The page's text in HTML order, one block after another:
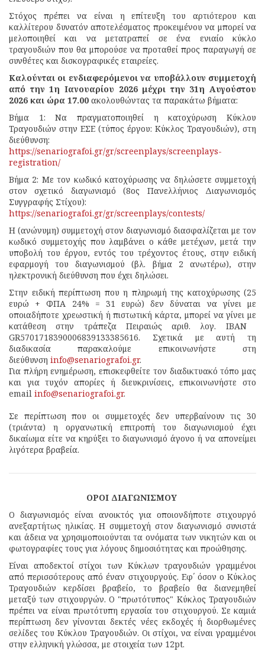
Στόχος πρέπει να είναι η επίτευξη του αρτιότερου και
καλλίτερου δυνατόν αποτελέσματος προκειμένου να μπορεί να
μελοποιηθεί και να μετατραπεί σε ένα ενιαίο κύκλο
τραγουδιών που θα μπορούσε να προταθεί προς παραγωγή σε
συνθέτες και δισκογραφικές εταιρείες.
Καλούνται οι ενδιαφερόμενοι να υποβάλλουν συμμετοχή
από την 1η Ιανουαρίου 2026 μέχρι την 31η Αυγούστου
2026 και ώρα 17.00 ακολουθώντας τα παρακάτω βήματα:
Βήμα 1: Να πραγματοποιηθεί η κατοχύρωση Κύκλου
Τραγουδιών στην ΕΣΕ (τύπος έργου: Κύκλος Τραγουδιών), στη
διεύθυνση:
https://senariografoi.gr/gr/screenplays/screenplays-
registration/
Βήμα 2: Με τον κωδικό κατοχύρωσης να δηλώσετε συμμετοχή
στον σχετικό διαγωνισμό (8ος Πανελλήνιος Διαγωνισμός
Συγγραφής Στίχου):
https://senariografoi.gr/gr/screenplays/contests/
Η (ανώνυμη) συμμετοχή στον διαγωνισμό διασφαλίζεται με τον
κωδικό συμμετοχής που λαμβάνει ο κάθε μετέχων, μετά την
υποβολή του έργου, εντός του τρέχοντος έτους, στην ειδική
εφαρμογή του διαγωνισμού (βλ. βήμα 2 ανωτέρω), στην
ηλεκτρονική διεύθυνση που έχει δηλώσει.
Στην ειδική περίπτωση που η πληρωμή της κατοχύρωσης (25
ευρώ + ΦΠΑ 24% = 31 ευρώ) δεν δύναται να γίνει με
οποιαδήποτε χρεωστική ή πιστωτική κάρτα, μπορεί να γίνει με
κατάθεση στην τράπεζα Πειραιώς αριθ. λογ. IBAN
GR5701718390006839133385616. Σχετικά με αυτή τη
διαδικασία παρακαλούμε επικοινωνήστε στη
διεύθυνση info@senariografoi.gr.
Για πλήρη ενημέρωση, επισκεφθείτε τον διαδικτυακό τόπο μας
και για τυχόν απορίες ή διευκρινίσεις, επικοινωνήστε στο
email info@senariografoi.gr.
Σε περίπτωση που οι συμμετοχές δεν υπερβαίνουν τις 30
(τριάντα) η οργανωτική επιτροπή του διαγωνισμού έχει
δικαίωμα είτε να κηρύξει το διαγωνισμό άγονο ή να απονείμει
λιγότερα βραβεία.
ΟΡΟΙ ΔΙΑΓΩΝΙΣΜΟΥ
Ο διαγωνισμός είναι ανοικτός για οποιονδήποτε στιχουργό
ανεξαρτήτως ηλικίας. Η συμμετοχή στον διαγωνισμό συνιστά
και άδεια να χρησιμοποιούνται τα ονόματα των νικητών και οι
φωτογραφίες τους για λόγους δημοσιότητας και προώθησης.
Είναι αποδεκτοί στίχοι των Κύκλων τραγουδιών γραμμένοι
από περισσότερους από έναν στιχουργούς. Εφ΄ όσον ο Κύκλος
Τραγουδιών κερδίσει βραβείο, το βραβείο θα διανεμηθεί
μεταξύ των στιχουργών. Ο "πρωτότυπος" Κύκλος Τραγουδιών
πρέπει να είναι πρωτότυπη εργασία του στιχουργού. Σε καμιά
περίπτωση δεν γίνονται δεκτές νέες εκδοχές ή διορθωμένες
σελίδες του Κύκλου Τραγουδιών. Οι στίχοι, να είναι γραμμένοι
στην ελληνική γλώσσα, με στοιχεία των 12pt.